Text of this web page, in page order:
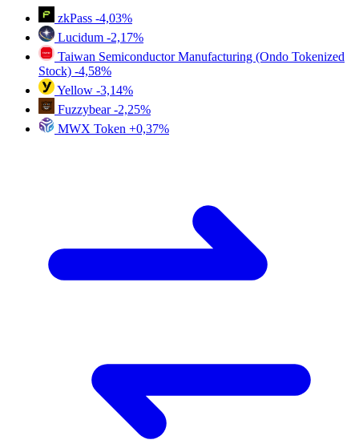
zkPass -4,03%
Lucidum -2,17%
Taiwan Semiconductor Manufacturing (Ondo Tokenized
Stock) -4,58%
Yellow -3,14%
Fuzzybear -2,25%
MWX Token +0,37%